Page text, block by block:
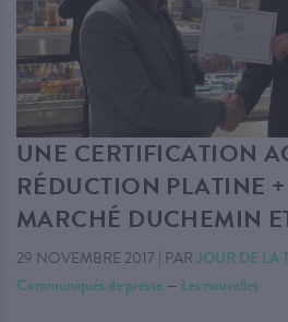
UNE CERTIFICATION
RÉDUCTION PLATINE
MARCHÉ DUCHEMIN
29 NOVEMBRE 2017 | PAR JOUR DE LA
Communiqués de presse — Les nouvelles